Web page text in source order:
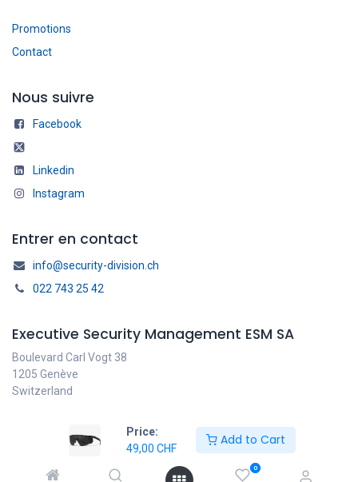
Price:
49,00 CHF
Add to Cart
0
Promotions
Contact
Nous suivre
Facebook
Linkedin
Instagram
Entrer en contact
info@security-division.ch
022 743 25 42
Executive Security Management ESM SA
Boulevard Carl Vogt 38
1205 Genève
Switzerland
Français
Généré par - Le #1Open Source eCommerce